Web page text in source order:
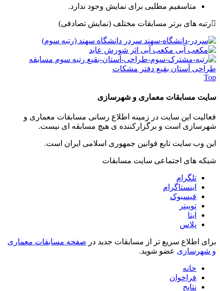
متاسفیم مطلبی برای نمایش وجود ندارد.
رتبه های برتر مسابقات مختلف (نمایش تصادفی)
سردر دانشگاه سهند (رتبه سوم)
مکعب آبی اثر شورش عابد
رتبه سوم مسابقه
طراحی آستان بقیع دفتر مشکات
Top
سایت مسابقات معماری و شهرسازی
فعالیت این سایت در زمینه اطلاع رسانی مسابقات معماری و
شهرسازی است و برگزارکننده ی هیچ مسابقه ای نیست.
این وب سایت تابع قوانین جمهوری اسلامی ایران است.
شبکه های اجتماعی سایت مسابقات
تلگرام
اینستاگرام
فیسبوک
توییتر
ایتا
پلاس
برای اطلاع سریع تر از مسابقات جدید در صفحه مسابقات معماری
و شهرسازی عضو شوید.
خانه
فراخوان
نتایج